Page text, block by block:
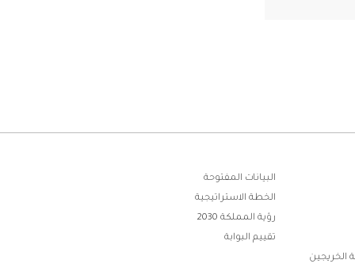
البيانات المفتوحة
الخطة الاستراتيجية
رؤية المملكة 2030
تقييم البوابة
الخريجين